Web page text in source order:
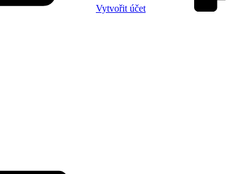
Vytvořit účet